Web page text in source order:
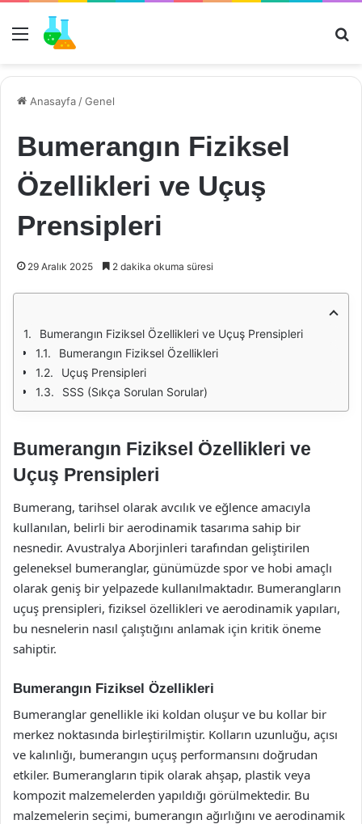
Menü
Anasayfa /Genel
Bumerangın Fiziksel
Özellikleri ve Uçuş
Prensipleri
29 Aralık 2025 2 dakika okuma süresi
Bumerangın Fiziksel Özellikleri ve Uçuş Prensipleri
Bumerangın Fiziksel Özellikleri
Uçuş Prensipleri
SSS (Sıkça Sorulan Sorular)
Bumerangın Fiziksel Özellikleri ve
Uçuş Prensipleri
Bumerang, tarihsel olarak avcılık ve eğlence amacıyla
kullanılan, belirli bir aerodinamik tasarıma sahip bir
nesnedir. Avustralya Aborjinleri tarafından geliştirilen
geleneksel bumeranglar, günümüzde spor ve hobi amaçlı
olarak geniş bir yelpazede kullanılmaktadır. Bumerangların
uçuş prensipleri, fiziksel özellikleri ve aerodinamik yapıları,
bu nesnelerin nasıl çalıştığını anlamak için kritik öneme
sahiptir.
Bumerangın Fiziksel Özellikleri
Bumeranglar genellikle iki koldan oluşur ve bu kollar bir
merkez noktasında birleştirilmiştir. Kolların uzunluğu, açısı
ve kalınlığı, bumerangın uçuş performansını doğrudan
etkiler. Bumerangların tipik olarak ahşap, plastik veya
kompozit malzemelerden yapıldığı görülmektedir. Bu
malzemelerin seçimi, bumerangın ağırlığını ve aerodinamik